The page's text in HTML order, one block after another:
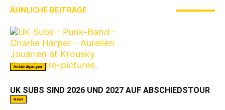
ÄHNLICHE BEITRÄGE
Ankündigungen
UK SUBS SIND 2026 UND 2027 AUF ABSCHIEDSTOUR
News